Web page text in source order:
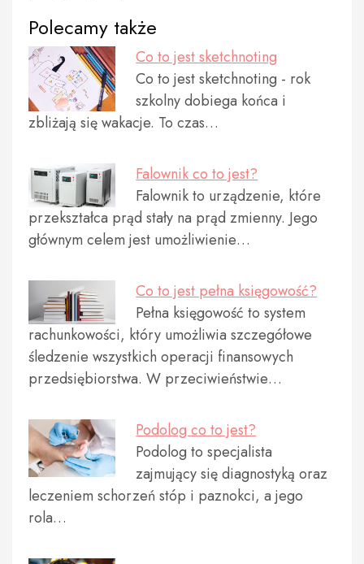
Polecamy także
Co to jest sketchnoting
Co to jest sketchnoting - rok
szkolny dobiega końca i
zbliżają się wakacje. To czas…
Falownik co to jest?
Falownik to urządzenie, które
przekształca prąd stały na prąd zmienny. Jego
głównym celem jest umożliwienie…
Co to jest pełna księgowość?
Pełna księgowość to system
rachunkowości, który umożliwia szczegółowe
śledzenie wszystkich operacji finansowych
przedsiębiorstwa. W przeciwieństwie…
Podolog co to jest?
Podolog to specjalista
zajmujący się diagnostyką oraz
leczeniem schorzeń stóp i paznokci, a jego
rola…